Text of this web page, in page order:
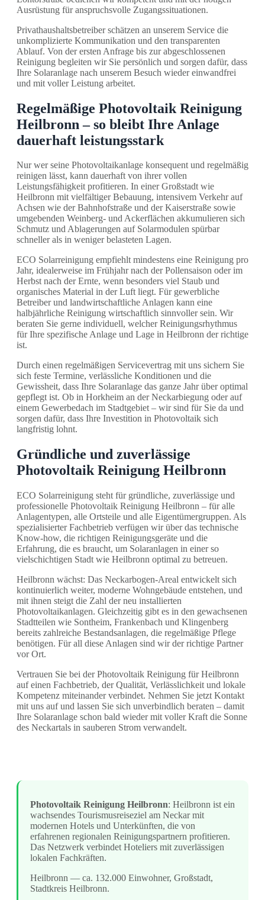
Ausrüstung für anspruchsvolle Zugangssituationen.
Privathaushaltsbetreiber schätzen an unserem Service die
unkomplizierte Kommunikation und den transparenten
Ablauf. Von der ersten Anfrage bis zur abgeschlossenen
Reinigung begleiten wir Sie persönlich und sorgen dafür, dass
Ihre Solaranlage nach unserem Besuch wieder einwandfrei
und mit voller Leistung arbeitet.
Regelmäßige Photovoltaik Reinigung
Heilbronn – so bleibt Ihre Anlage
dauerhaft leistungsstark
Nur wer seine Photovoltaikanlage konsequent und regelmäßig
reinigen lässt, kann dauerhaft von ihrer vollen
Leistungsfähigkeit profitieren. In einer Großstadt wie
Heilbronn mit vielfältiger Bebauung, intensivem Verkehr auf
Achsen wie der Bahnhofstraße und der Kaiserstraße sowie
umgebenden Weinberg- und Ackerflächen akkumulieren sich
Schmutz und Ablagerungen auf Solarmodulen spürbar
schneller als in weniger belasteten Lagen.
ECO Solarreinigung empfiehlt mindestens eine Reinigung pro
Jahr, idealerweise im Frühjahr nach der Pollensaison oder im
Herbst nach der Ernte, wenn besonders viel Staub und
organisches Material in der Luft liegt. Für gewerbliche
Betreiber und landwirtschaftliche Anlagen kann eine
halbjährliche Reinigung wirtschaftlich sinnvoller sein. Wir
beraten Sie gerne individuell, welcher Reinigungsrhythmus
für Ihre spezifische Anlage und Lage in Heilbronn der richtige
ist.
Durch einen regelmäßigen Servicevertrag mit uns sichern Sie
sich feste Termine, verlässliche Konditionen und die
Gewissheit, dass Ihre Solaranlage das ganze Jahr über optimal
gepflegt ist. Ob in Horkheim an der Neckarbiegung oder auf
einem Gewerbedach im Stadtgebiet – wir sind für Sie da und
sorgen dafür, dass Ihre Investition in Photovoltaik sich
langfristig lohnt.
Gründliche und zuverlässige
Photovoltaik Reinigung Heilbronn
ECO Solarreinigung steht für gründliche, zuverlässige und
professionelle Photovoltaik Reinigung Heilbronn – für alle
Anlagentypen, alle Ortsteile und alle Eigentümergruppen. Als
spezialisierter Fachbetrieb verfügen wir über das technische
Know-how, die richtigen Reinigungsgeräte und die
Erfahrung, die es braucht, um Solaranlagen in einer so
vielschichtigen Stadt wie Heilbronn optimal zu betreuen.
Heilbronn wächst: Das Neckarbogen-Areal entwickelt sich
kontinuierlich weiter, moderne Wohngebäude entstehen, und
mit ihnen steigt die Zahl der neu installierten
Photovoltaikanlagen. Gleichzeitig gibt es in den gewachsenen
Stadtteilen wie Sontheim, Frankenbach und Klingenberg
bereits zahlreiche Bestandsanlagen, die regelmäßige Pflege
benötigen. Für all diese Anlagen sind wir der richtige Partner
vor Ort.
Vertrauen Sie bei der Photovoltaik Reinigung für Heilbronn
auf einen Fachbetrieb, der Qualität, Verlässlichkeit und lokale
Kompetenz miteinander verbindet. Nehmen Sie jetzt Kontakt
mit uns auf und lassen Sie sich unverbindlich beraten – damit
Ihre Solaranlage schon bald wieder mit voller Kraft die Sonne
des Neckartals in sauberen Strom verwandelt.
Photovoltaik Reinigung Heilbronn: Heilbronn ist ein
wachsendes Tourismusreiseziel am Neckar mit
modernen Hotels und Unterkünften, die von
erfahrenen regionalen Reinigungspartnern profitieren.
Das Netzwerk verbindet Hoteliers mit zuverlässigen
lokalen Fachkräften.
Heilbronn — ca. 132.000 Einwohner, Großstadt,
Stadtkreis Heilbronn.